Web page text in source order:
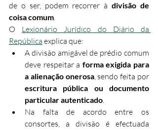
de o ser, podem recorrer à divisão de
coisa comum.
O Lexionário Jurídico do Diário da
República explica que:​
A divisão amigável de prédio comum
deve respeitar a forma exigida para
a alienação onerosa
escritura pública ou documento
particular autenticado.
Na falta de acordo entre os
consortes, a divisão é efectuada